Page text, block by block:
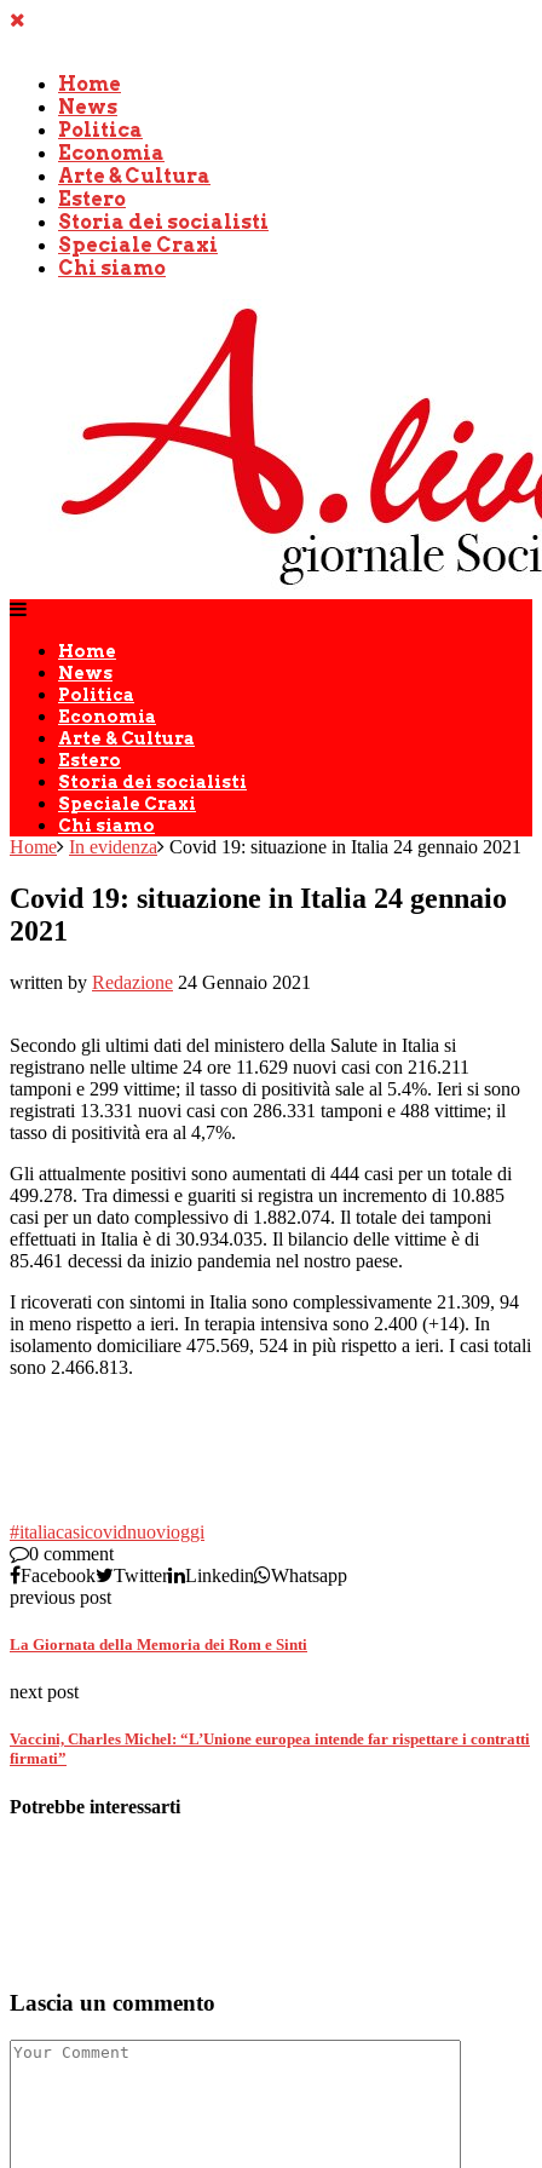
Home
News
Politica
Economia
Arte & Cultura
Estero
Storia dei socialisti
Speciale Craxi
Chi siamo
Home
News
Politica
Economia
Arte & Cultura
Estero
Storia dei socialisti
Speciale Craxi
Chi siamo
Home In evidenza Covid 19: situazione in Italia 24 gennaio 2021
Covid 19: situazione in Italia 24 gennaio
2021
written by Redazione 24 Gennaio 2021
Secondo gli ultimi dati del ministero della Salute in Italia si
registrano nelle ultime 24 ore 11.629 nuovi casi con 216.211
tamponi e 299 vittime; il tasso di positività sale al 5.4%. Ieri si sono
registrati 13.331 nuovi casi con 286.331 tamponi e 488 vittime; il
tasso di positività era al 4,7%.
Gli attualmente positivi sono aumentati di 444 casi per un totale di
499.278. Tra dimessi e guariti si registra un incremento di 10.885
casi per un dato complessivo di 1.882.074. Il totale dei tamponi
effettuati in Italia è di 30.934.035. Il bilancio delle vittime è di
85.461 decessi da inizio pandemia nel nostro paese.
I ricoverati con sintomi in Italia sono complessivamente 21.309, 94
in meno rispetto a ieri. In terapia intensiva sono 2.400 (+14). In
isolamento domiciliare 475.569, 524 in più rispetto a ieri. I casi totali
sono 2.466.813.
#italiacasicovidnuovioggi
0 comment
Facebook
Twitter Linkedin
Whatsapp
previous post
La Giornata della Memoria dei Rom e Sinti
next post
Vaccini, Charles Michel: “L’Unione europea intende far rispettare i contratti
firmati”
Potrebbe interessarti
Lascia un commento